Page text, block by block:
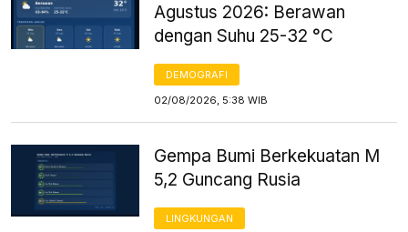
Agustus 2026: Berawan
dengan Suhu 25-32 °C
DEMOGRAFI
02/08/2026, 5:38 WIB
Gempa Bumi Berkekuatan M
5,2 Guncang Rusia
LINGKUNGAN